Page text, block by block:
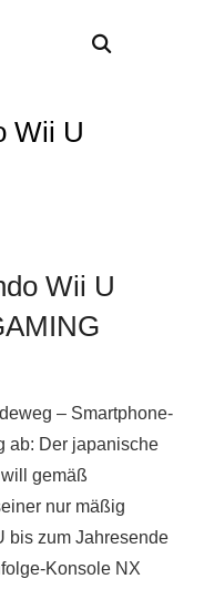
Wii U
Wii U
– Smartphone-
ab: Der japanische
gemäß
nur mäßig
bis zum Jahresende
Konsole NX